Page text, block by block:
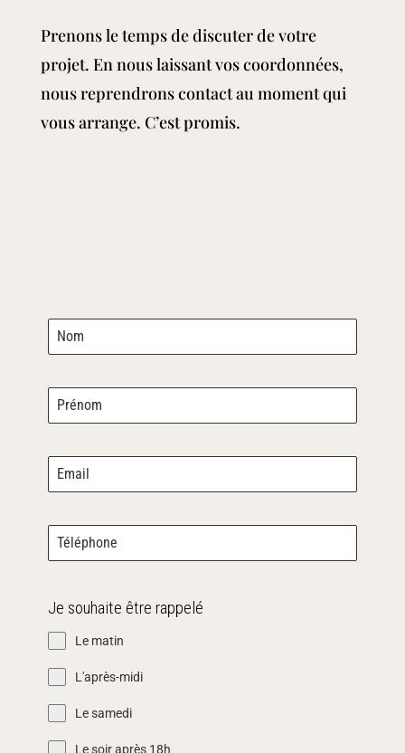
Prenons le temps de discuter de votre
projet. En nous laissant vos coordonnées,
nous reprendrons contact au moment qui
vous arrange. C’est promis.
Je souhaite être rappelé
Le matin
L'après-midi
Le samedi
Le soir après 18h